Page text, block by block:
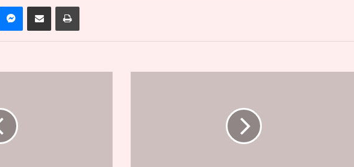
MessengerPartager par email Imprimer